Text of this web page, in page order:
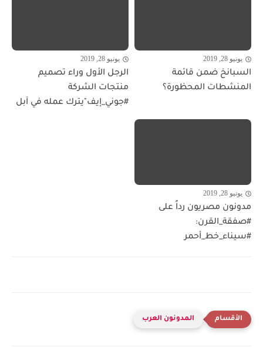
يونيو 28, 2019
السبانخ ضمن قائمة
المنشطات المحظورة؟
يونيو 28, 2019
الرجل الأول وراء تصميم
منتجات الشركة
#جوني_إيف"يترك عمله في آبل
يونيو 28, 2019
مدونون مصريون رداً على
#صفقة_القرن:
#سيناء_خط_أحمر
المدونون العرب